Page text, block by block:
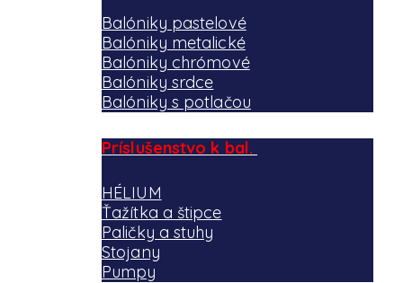
Balóniky pastelové
Balóniky metalické
Balóniky chrómové
Balóniky srdce
Balóniky s potlačou
Príslušenstvo k bal.
HÉLIUM
Ťažítka a štipce
Paličky a stuhy
Stojany
Pumpy